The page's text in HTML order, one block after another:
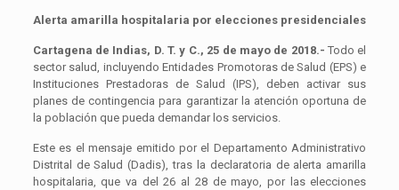
Alerta amarilla hospitalaria por elecciones presidenciales
Cartagena de Indias, D. T. y C., 25 de mayo de 2018.- Todo el
sector salud, incluyendo Entidades Promotoras de Salud (EPS) e
Instituciones Prestadoras de Salud (IPS), deben activar sus
planes de contingencia para garantizar la atención oportuna de
la población que pueda demandar los servicios.
Este es el mensaje emitido por el Departamento Administrativo
Distrital de Salud (Dadis), tras la declaratoria de alerta amarilla
hospitalaria, que va del 26 al 28 de mayo, por las elecciones